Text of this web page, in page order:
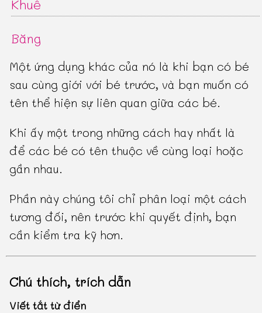
Khuê
Băng
Một ứng dụng khác của nó là khi bạn có bé
sau cùng giới với bé trước, và bạn muốn có
tên thể hiện sự liên quan giữa các bé.
Khi ấy một trong những cách hay nhất là
để các bé có tên thuộc về cùng loại hoặc
gần nhau.
Phần này chúng tôi chỉ phân loại một cách
tương đối, nên trước khi quyết định, bạn
cần kiểm tra kỹ hơn.
Chú thích, trích dẫn
Viết tắt từ điển